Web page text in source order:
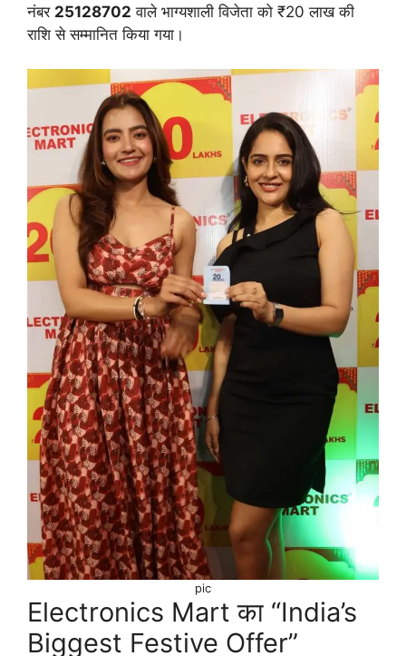
नंबर 25128702 वाले भाग्यशाली विजेता को ₹20 लाख की
राशि से सम्मानित किया गया।
pic
Electronics Mart का “India’s
Biggest Festive Offer”